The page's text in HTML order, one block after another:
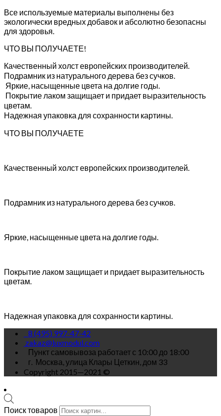
Все используемые материалы выполнены без
экологически вредных добавок и абсолютно безопасны
для здоровья.
ЧТО ВЫ ПОЛУЧАЕТЕ!
Качественный холст европейских производителей.
Подрамник из натурального дерева без сучков.
Яркие, насыщенные цвета на долгие годы.
Покрытие лаком защищает и придает выразительность
цветам.
Надежная упаковка для сохранности картины.
ЧТО ВЫ ПОЛУЧАЕТЕ
Качественный холст европейских производителей.
Подрамник из натурального дерева без сучков.
Яркие, насыщенные цвета на долгие годы.
Покрытие лаком защищает и придает выразительность
цветам.
Надежная упаковка для сохранности картины.
8 (495) 997-47-42
zakaz@luxmodul.com
Пункт самовывоза работает с 10:00 до 18:00
г. Москва, улица Клары Цеткин, дом 33
Copyright 2015—2021 ©
Поиск товаров